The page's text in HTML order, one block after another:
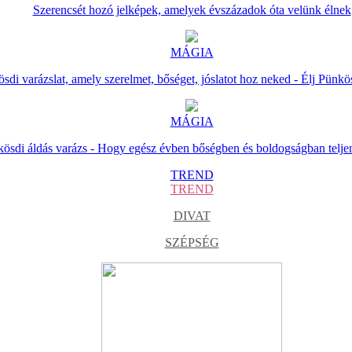
Szerencsét hozó jelképek, amelyek évszázadok óta velünk élnek
MÁGIA
varázslat, amely szerelmet, bőséget, jóslatot hoz neked - Élj
MÁGIA
áldás varázs - Hogy egész évben bőségben és boldogságban
TREND
TREND
DIVAT
SZÉPSÉG